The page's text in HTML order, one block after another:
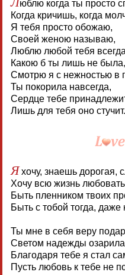
юблю когда ты просто
Когда кричишь, когда
Я тебя просто обожаю,
Своей женою называю,
Люблю любой тебя
Какою б ты лишь не была,
Смотрю я с нежностью в
Ты покорила навсегда,
Сердце тебе
Лишь для тебя оно стучит.
Яхочу, знаешь дорогая,
Хочу всю жизнь
Быть пленником твоих
Быть с тобой тогда, даже
Ты мне в себя веру
Светом надежды
Благодаря тебе я стал
Пусть любовь к тебе не